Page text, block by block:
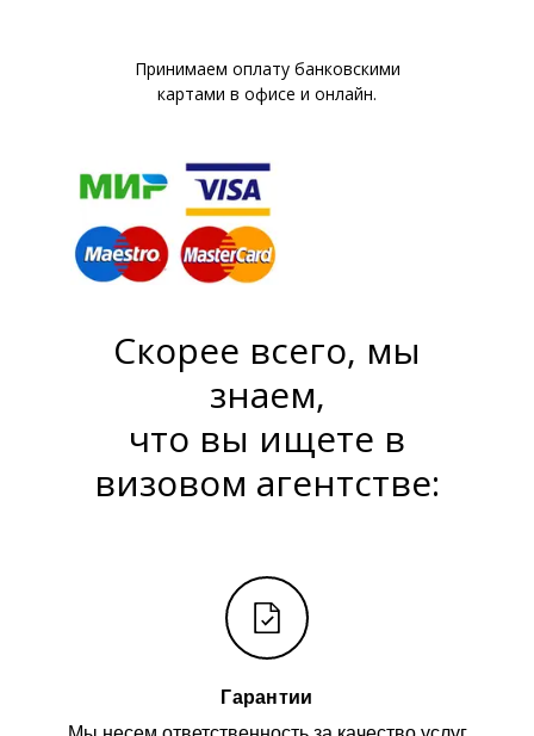
Принимаем оплату банковскими
картами в офисе и онлайн.
Скорее всего, мы
знаем,
что вы ищете в
визовом агентстве:
Гарантии